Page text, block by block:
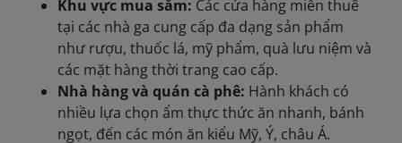
Khu vực mua sắm: Các cửa hàng miễn thuế
tại các nhà ga cung cấp đa dạng sản phẩm
như rượu, thuốc lá, mỹ phẩm, quà lưu niệm và
các mặt hàng thời trang cao cấp.
Nhà hàng và quán cà phê: Hành khách có
nhiều lựa chọn ẩm thực thức ăn nhanh, bánh
ngọt, đến các món ăn kiểu Mỹ, Ý, châu Á.